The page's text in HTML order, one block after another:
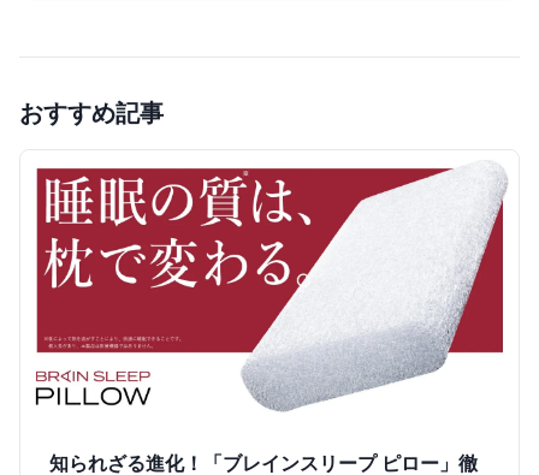
おすすめ記事
知られざる進化！「ブレインスリープ ピロー」徹